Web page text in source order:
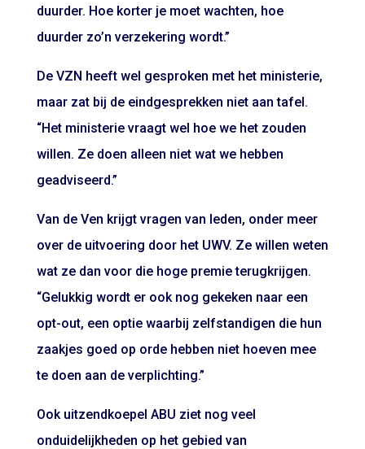
duurder. Hoe korter je moet wachten, hoe
duurder zo’n verzekering wordt.”
De VZN heeft wel gesproken met het ministerie,
maar zat bij de eindgesprekken niet aan tafel.
“Het ministerie vraagt wel hoe we het zouden
willen. Ze doen alleen niet wat we hebben
geadviseerd.”
Van de Ven krijgt vragen van leden, onder meer
over de uitvoering door het UWV. Ze willen weten
wat ze dan voor die hoge premie terugkrijgen.
“Gelukkig wordt er ook nog gekeken naar een
opt-out, een optie waarbij zelfstandigen die hun
zaakjes goed op orde hebben niet hoeven mee
te doen aan de verplichting.”
Ook uitzendkoepel ABU ziet nog veel
onduidelijkheden op het gebied van